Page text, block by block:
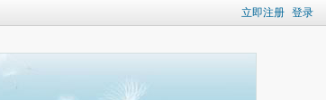
立即注册 登录